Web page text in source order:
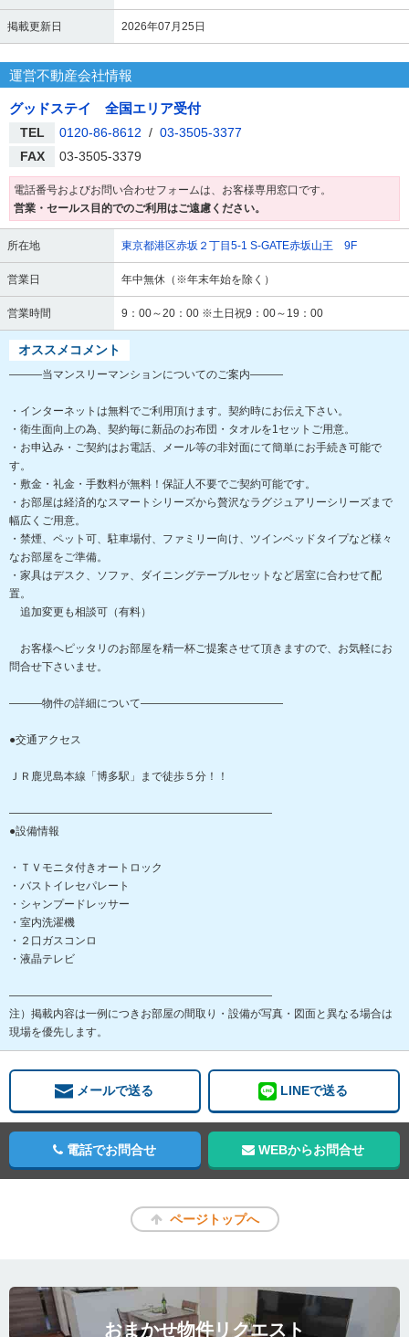
掲載更新日 2026年07月25日
運営不動産会社情報
グッドステイ 全国エリア受付
TEL 0120-86-8612 / 03-3505-3377
FAX
03-3505-3379
電話番号およびお問い合わせフォームは、お客様専用窓口です。
営業・セールス目的でのご利用はご遠慮ください。
所在地 東京都港区赤坂２丁目5-1 S-GATE赤坂山王 9F
営業日 年中無休（※年末年始を除く）
営業時間 9：00～20：00 ※土日祝9：00～19：00
オススメコメント
―――当マンスリーマンションについてのご案内―――
・インターネットは無料でご利用頂けます。契約時にお伝え下さい。
・衛生面向上の為、契約毎に新品のお布団・タオルを1セットご用意。
・お申込み・ご契約はお電話、メール等の非対面にて簡単にお手続き可能で
す。
・敷金・礼金・手数料が無料！保証人不要でご契約可能です。
・お部屋は経済的なスマートシリーズから贅沢なラグジュアリーシリーズまで
幅広くご用意。
・禁煙、ペット可、駐車場付、ファミリー向け、ツインベッドタイプなど様々
なお部屋をご準備。
・家具はデスク、ソファ、ダイニングテーブルセットなど居室に合わせて配
置。
追加変更も相談可（有料）
お客様へピッタリのお部屋を精一杯ご提案させて頂きますので、お気軽にお
問合せ下さいませ。
―――物件の詳細について―――――――――――――
●交通アクセス
ＪＲ鹿児島本線「博多駅」まで徒歩５分！！
――――――――――――――――――――――――
●設備情報
・ＴＶモニタ付きオートロック
・バストイレセパレート
・シャンプードレッサー
・室内洗濯機
・２口ガスコンロ
・液晶テレビ
――――――――――――――――――――――――
注）掲載内容は一例につきお部屋の間取り・設備が写真・図面と異なる場合は
現場を優先します。
メールで送る LINEで送る
電話でお問合せ WEBからお問合せ
ページトップへ
おまかせ物件リクエスト